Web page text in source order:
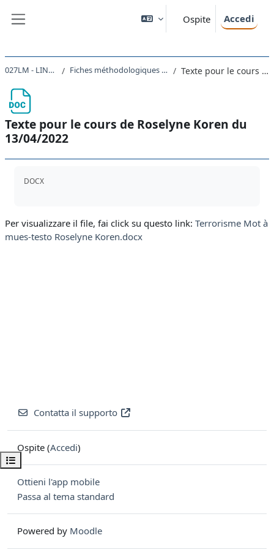
Ospite Accedi
Apri indice del corso
027LM - LINGUA FRANCESE I 2021 Fiches méthodologiques et matériels divers (pour approfondir les sujets abordés pendant le cours) Texte pour le cours de Roselyne Koren du 13/04/2022
Texte pour le cours de Roselyne Koren du
13/04/2022
DOCX
Per visualizzare il file, fai click su questo link: Terrorisme Mot à
mues-testo Roselyne Koren.docx
Contatta il supporto
Ospite (Accedi)
Ottieni l'app mobile
Passa al tema standard
Powered by Moodle